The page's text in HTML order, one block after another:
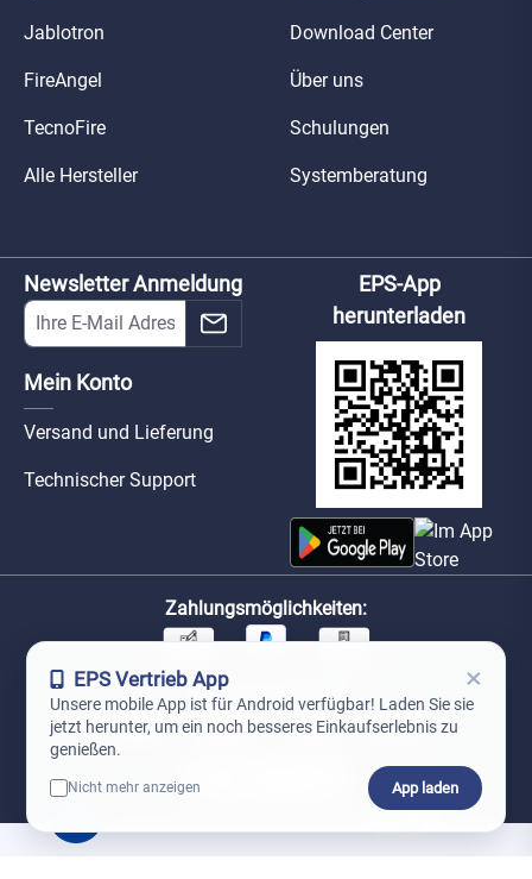
Jablotron
FireAngel
TecnoFire
Alle Hersteller
Download Center
Über uns
Schulungen
Systemberatung
Newsletter Anmeldung
Mein Konto
Versand und Lieferung
Technischer Support
EPS-App
herunterladen
Zahlungsmöglichkeiten:
Unsere Versandpartner:
EPS Vertrieb App ×
Unsere mobile App ist für Android verfügbar! Laden Sie sie
jetzt herunter, um ein noch besseres Einkaufserlebnis zu
genießen.
Nicht mehr anzeigen App laden